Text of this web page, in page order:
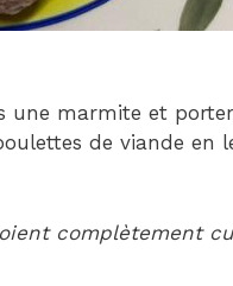
une marmite et
de viande en
complètement